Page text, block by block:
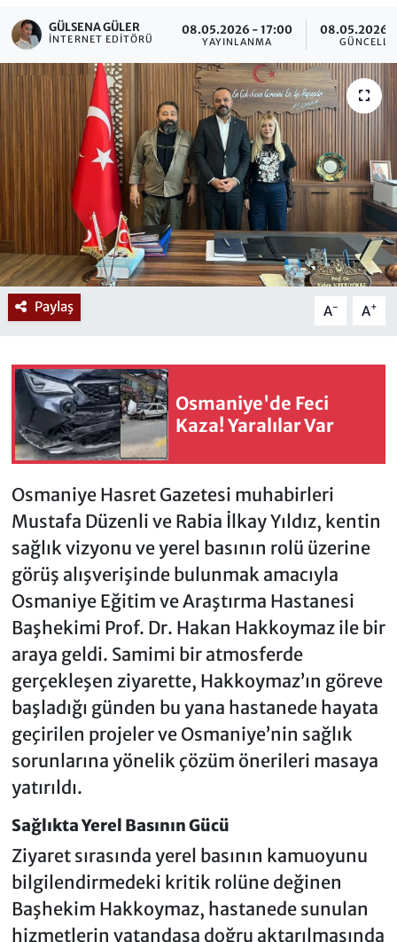
GÜLSENA GÜLER
İNTERNET EDITÖRÜ
08.05.2026 - 17:00
YAYINLANMA
08.05.2026
Paylaş A- A+
Osmaniye'de Feci
Kaza! Yaralılar Var
Osmaniye Hasret Gazetesi muhabirleri
Mustafa Düzenli ve Rabia İlkay Yıldız, kentin
sağlık vizyonu ve yerel basının rolü üzerine
görüş alışverişinde bulunmak amacıyla
Osmaniye Eğitim ve Araştırma Hastanesi
Başhekimi Prof. Dr. Hakan Hakkoymaz ile bir
araya geldi. Samimi bir atmosferde
gerçekleşen ziyarette, Hakkoymaz’ın göreve
başladığı günden bu yana hastanede hayata
geçirilen projeler ve Osmaniye’nin sağlık
sorunlarına yönelik çözüm önerileri masaya
yatırıldı.
Sağlıkta Yerel Basının Gücü
Ziyaret sırasında yerel basının kamuoyunu
bilgilendirmedeki kritik rolüne değinen
Başhekim Hakkoymaz, hastanede sunulan
hizmetlerin vatandaşa doğru aktarılmasında